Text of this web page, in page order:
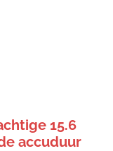
15.6
accuduur